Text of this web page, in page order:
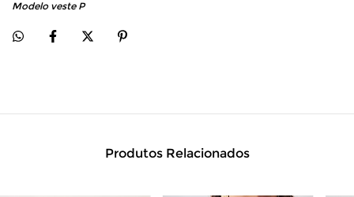
Modelo veste P
Produtos Relacionados